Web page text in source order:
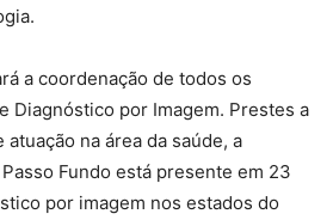
a coordenação de todos os
Diagnóstico por Imagem. Prestes a
na área da saúde, a
Fundo está presente em 23
por imagem nos estados do